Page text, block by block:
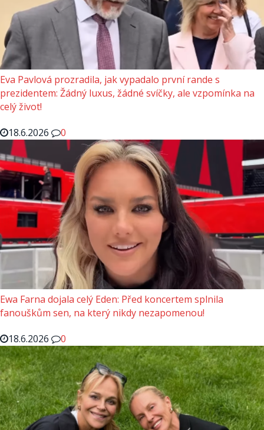
Eva Pavlová prozradila, jak vypadalo první rande s
prezidentem: Žádný luxus, žádné svíčky, ale vzpomínka na
celý život!
18.6.2026
0
Ewa Farna dojala celý Eden: Před koncertem splnila
fanouškům sen, na který nikdy nezapomenou!
18.6.2026
0